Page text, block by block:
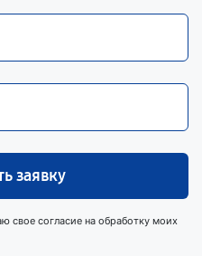
заявку
свое согласие на обработку моих